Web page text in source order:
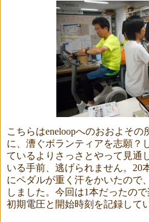
こちらはeneloopへのおおよその
に、漕ぐボランティアを志願？
ているよりさっさとやって見通
いる手前、逃げられません。 20
にペダルが重く汗をかいたので
しました。今回は1本だったので
初期電圧と開始時刻を記録して